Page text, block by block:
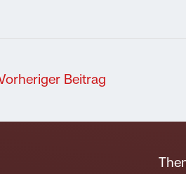
Beitrag